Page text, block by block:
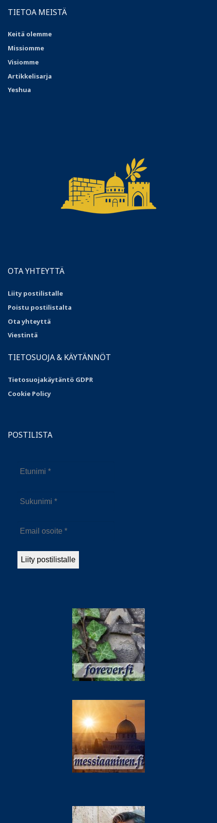
TIETOA MEISTÄ
Keitä olemme
Missiomme
Visiomme
Artikkelisarja
Yeshua
OTA YHTEYTTÄ
Liity postilistalle
Poistu postilistalta
Ota yhteyttä
Viestintä
TIETOSUOJA & KÄYTÄNNÖT
Tietosuojakäytäntö GDPR
Cookie Policy
POSTILISTA